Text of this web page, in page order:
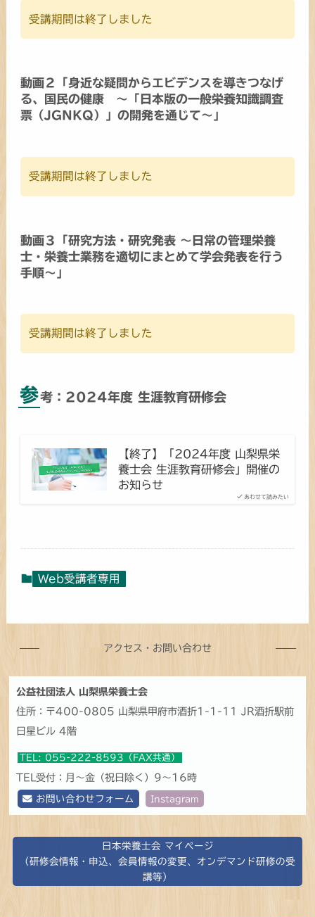
受講期間は終了しました
動画２「身近な疑問からエビデンスを導きつなげ
る、国民の健康 ～「日本版の一般栄養知識調査
票（JGNKQ）」の開発を通じて～」
受講期間は終了しました
動画３「研究方法・研究発表 ～日常の管理栄養
士・栄養士業務を適切にまとめて学会発表を行う
手順～」
受講期間は終了しました
参考：2024年度 生涯教育研修会
あわせて読みたい
【終了】「2024年度 山梨県栄
養士会 生涯教育研修会」開催の
お知らせ
Web受講者専用
アクセス・お問い合わせ
公益社団法人 山梨県栄養士会
住所：〒400-0805 山梨県甲府市酒折1-1-11 JR酒折駅前
日星ビル 4階
TEL: 055-222-8593（FAX共通）
TEL受付：月～金（祝日除く）9～16時
お問い合わせフォーム Instagram
日本栄養士会 マイページ
（研修会情報・申込、会員情報の変更、オンデマンド研修の受
講等）